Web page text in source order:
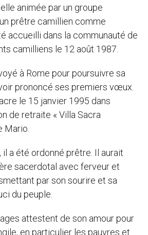
animée par un groupe
prêtre camillien comme
accueilli dans la communauté de
camilliens le 12 août 1987.
à Rome pour poursuivre sa
prononcé ses premiers vœux.
le 15 janvier 1995 dans
de retraite « Villa Sacra
Mario.
a été ordonné prêtre. Il aurait
sacerdotal avec ferveur et
par son sourire et sa
du peuple.
attestent de son amour pour
en particulier les pauvres et